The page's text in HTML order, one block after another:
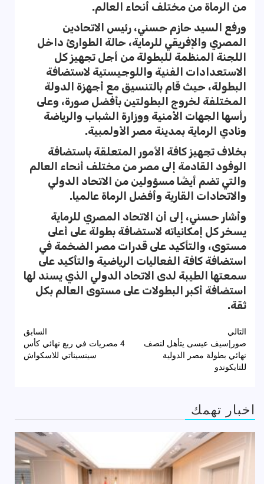
من الرماة من مختلف أنحاء العالم.
ورفع السيد حازم حسني، رئيس الاتحادين
المصري والإفريقي للرماية، حالة الطوارئ داخل
اللجنة المنظمة للبطولة من أجل تجهيز كل
الاستعدادات الفنية واللوجيستية لاستضافة
البطولة، حيث قام بالتنسيق مع أجهزة الدولة
المختلفة لخروج البطولتين بأفضل صورة، وعلى
رأسها الجهات الأمنية ووزارة الشباب والرياضة
ونادي الرماية بمدينة مصر الأولمبية.
بخلاف تجهيز كافة الأمور المتعلقة باستضافة
الوفود القادمة إلى مصر من مختلف أنحاء العالم
والتي تضم أيضًا مسؤولين من الاتحاد الدولي
والاتحادات القارية وأفضل الرماة عالميا.
وأشار حسني، إلى أن الاتحاد المصري للرماية
يسخر كل إمكانياته لاستضافة بطولة على أعلى
مستوى، والتأكيد على قدرات مصر الضخمة في
استضافة كافة الفعاليات الرياضية والتأكيد على
سمعتها الطيبة لدى الاتحاد الدولي الذي يسند لها
استضافة أكبر البطولات على مستوى العالم بكل
ثقة.
تصفّح
المقالات
السابق
4 مصريات في ربع نهائي كأس
سينسيناتي للاسكواش
التالي
صور|سيف عيسى يتأهل لنصف
نهائي بطولة مصر الدولية
للتايكوندو
اخبار تهمك